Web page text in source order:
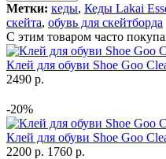
Метки: кеды, Кеды Lakai
скейта, обувь для скейтборда
С этим товаром часто
Клей для обуви Shoe Goo
2490 р.
-20%
Клей для обуви Shoe Goo
2200 р. 1760 р.